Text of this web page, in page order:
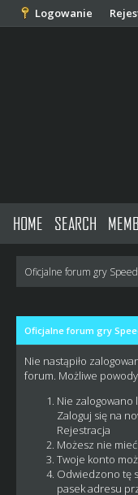
Logowanie
HOME SEARCH
Oficjalne forum gry
Oficjalne forum gry
Nie nastąpiło
forum. Możliwe
Nie
Zaloguj się na
Rejestracja
Możesz nie
Twoje konto
Odwiedzono tę
pasek adresu